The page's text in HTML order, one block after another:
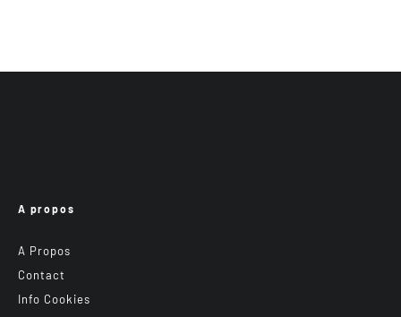
A propos
A Propos
Contact
Info Cookies